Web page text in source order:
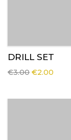
DRILL SET
€3.00 Original
€2.00